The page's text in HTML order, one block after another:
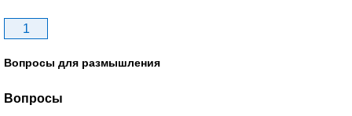
1
Вопросы для размышления
Вопросы